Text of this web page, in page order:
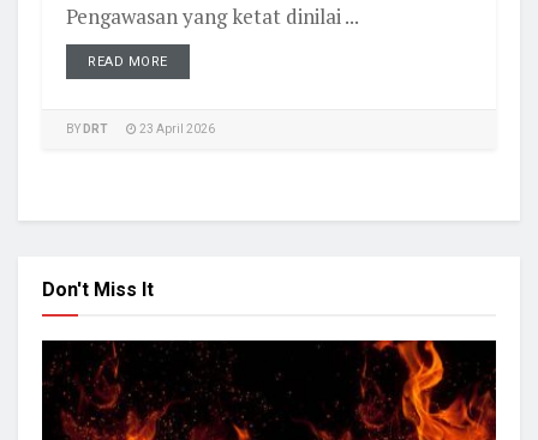
Pengawasan yang ketat dinilai ...
READ MORE
BY DRT 23 April 2026
Don't Miss It